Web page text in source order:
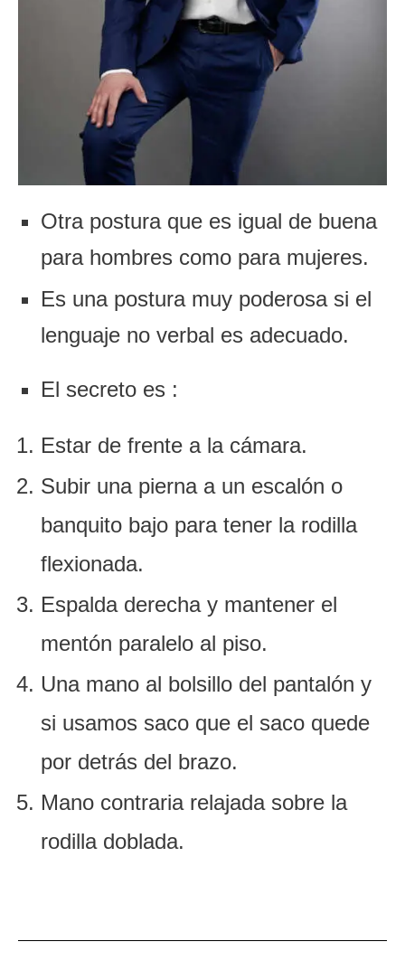
Otra postura que es igual de buena
para hombres como para mujeres.
Es una postura muy poderosa si el
lenguaje no verbal es adecuado.
El secreto es :
Estar de frente a la cámara.
Subir una pierna a un escalón o
banquito bajo para tener la rodilla
flexionada.
Espalda derecha y mantener el
mentón paralelo al piso.
Una mano al bolsillo del pantalón y
si usamos saco que el saco quede
por detrás del brazo.
Mano contraria relajada sobre la
rodilla doblada.